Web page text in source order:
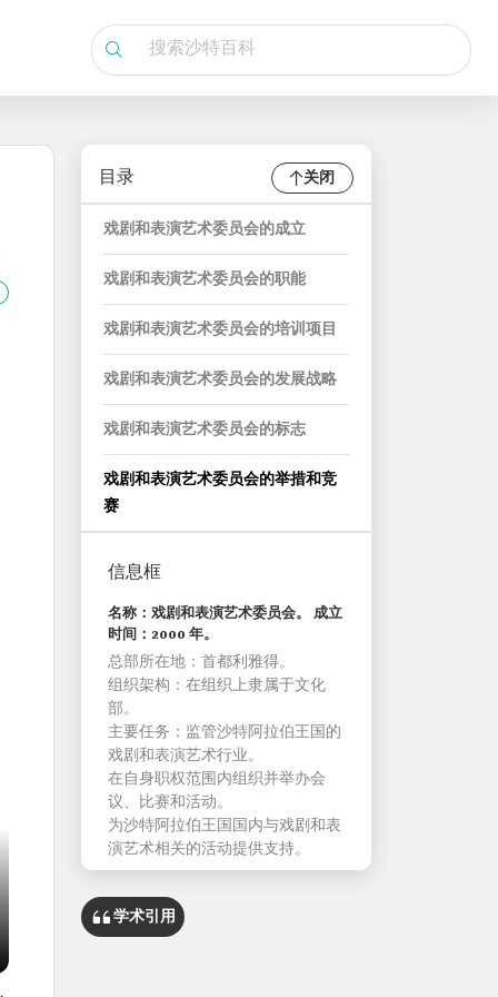
目录 关闭
戏剧和表演艺术委员会的成立
戏剧和表演艺术委员会的职能
戏剧和表演艺术委员会的培训项目
戏剧和表演艺术委员会的发展战略
戏剧和表演艺术委员会的标志
戏剧和表演艺术委员会的举措和竞
赛
信息框
名称：戏剧和表演艺术委员会。 成立
时间：2000 年。
总部所在地：首都利雅得。
组织架构：在组织上隶属于文化
部。
主要任务：监管沙特阿拉伯王国的
戏剧和表演艺术行业。
在自身职权范围内组织并举办会
议、比赛和活动。
为沙特阿拉伯王国国内与戏剧和表
演艺术相关的活动提供支持。
学术引用